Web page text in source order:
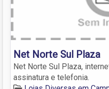
Net Norte Sul Plaza
Net Norte Sul Plaza,
assinatura e telefonia.